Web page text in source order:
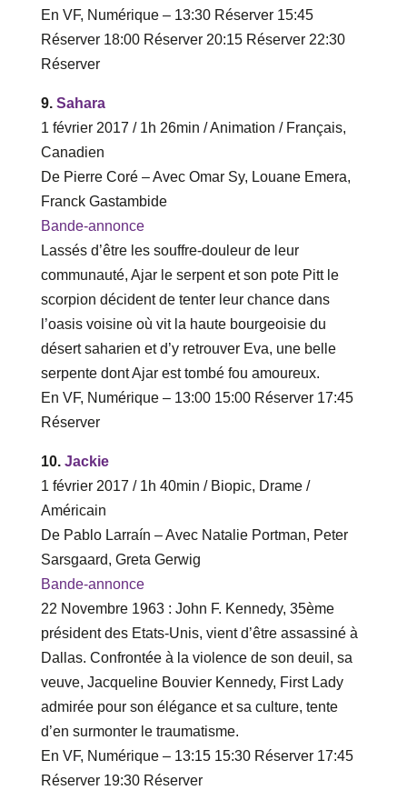
En VF, Numérique – ‎13‎:‎30 Réserver ‎15‎:‎45
Réserver‎ 18‎:‎00 Réserver ‎20‎:‎15 Réserver‎ 22‎:‎30
Réserver
9. Sahara
1 février 2017 / 1h 26min / Animation / Français,
Canadien
De Pierre Coré – Avec Omar Sy, Louane Emera,
Franck Gastambide
Bande-annonce
Lassés d’être les souffre-douleur de leur
communauté, Ajar le serpent et son pote Pitt le
scorpion décident de tenter leur chance dans
l’oasis voisine où vit la haute bourgeoisie du
désert saharien et d’y retrouver Eva, une belle
serpente dont Ajar est tombé fou amoureux.
En VF, Numérique – ‎13‎:‎00 ‎15‎:‎00 Réserver ‎17‎:‎45
Réserver
10. Jackie
1 février 2017 / 1h 40min / Biopic, Drame /
Américain
De Pablo Larraín – Avec Natalie Portman, Peter
Sarsgaard, Greta Gerwig
Bande-annonce
22 Novembre 1963 : John F. Kennedy, 35ème
président des Etats-Unis, vient d’être assassiné à
Dallas. Confrontée à la violence de son deuil, sa
veuve, Jacqueline Bouvier Kennedy, First Lady
admirée pour son élégance et sa culture, tente
d’en surmonter le traumatisme.
En VF, Numérique – ‎13‎:‎15 ‎15‎:‎30 Réserver ‎17‎:‎45
Réserver ‎19‎:‎30 Réserver